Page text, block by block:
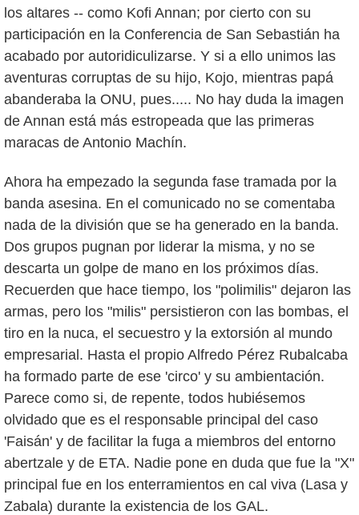
los altares -- como Kofi Annan; por cierto con su
participación en la Conferencia de San Sebastián ha
acabado por autoridiculizarse. Y si a ello unimos las
aventuras corruptas de su hijo, Kojo, mientras papá
abanderaba la ONU, pues..... No hay duda la imagen
de Annan está más estropeada que las primeras
maracas de Antonio Machín.
Ahora ha empezado la segunda fase tramada por la
banda asesina. En el comunicado no se comentaba
nada de la división que se ha generado en la banda.
Dos grupos pugnan por liderar la misma, y no se
descarta un golpe de mano en los próximos días.
Recuerden que hace tiempo, los "polimilis" dejaron las
armas, pero los "milis" persistieron con las bombas, el
tiro en la nuca, el secuestro y la extorsión al mundo
empresarial. Hasta el propio Alfredo Pérez Rubalcaba
ha formado parte de ese 'circo' y su ambientación.
Parece como si, de repente, todos hubiésemos
olvidado que es el responsable principal del caso
'Faisán' y de facilitar la fuga a miembros del entorno
abertzale y de ETA. Nadie pone en duda que fue la "X"
principal fue en los enterramientos en cal viva (Lasa y
Zabala) durante la existencia de los GAL.